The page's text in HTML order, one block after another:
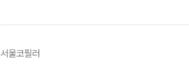
서울코필러